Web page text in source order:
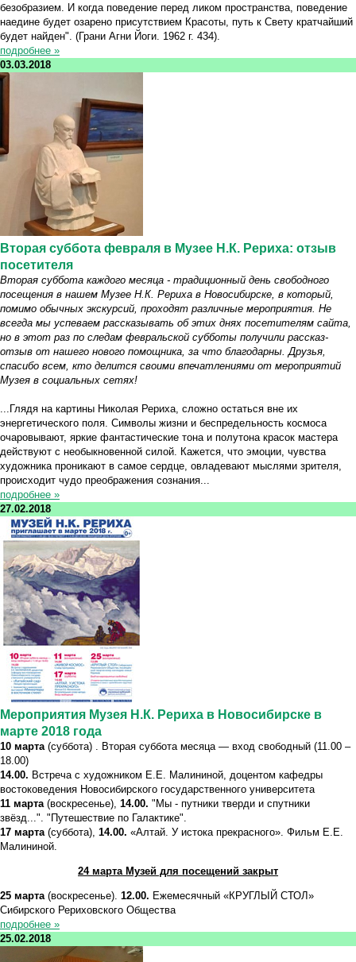
безобразием. И когда поведение перед ликом пространства, поведение
наедине будет озарено присутствием Красоты, путь к Свету кратчайший
будет найден". (Грани Агни Йоги. 1962 г. 434).
подробнее »
03.03.2018
Вторая суббота февраля в Музее Н.К. Рериха: отзыв
посетителя
Вторая суббота каждого месяца - традиционный день свободного
посещения в нашем Музее Н.К. Рериха в Новосибирске, в который,
помимо обычных экскурсий, проходят различные мероприятия. Не
всегда мы успеваем рассказывать об этих днях посетителям сайта,
но в этот раз по следам февральской субботы получили рассказ-
отзыв от нашего нового помощника, за что благодарны. Друзья,
спасибо всем, кто делится своими впечатлениями от мероприятий
Музея в социальных сетях!
...Глядя на картины Николая Рериха, сложно остаться вне их
энергетического поля. Символы жизни и беспредельность космоса
очаровывают, яркие фантастические тона и полутона красок мастера
действуют с необыкновенной силой. Кажется, что эмоции, чувства
художника проникают в самое сердце, овладевают мыслями зрителя,
происходит чудо преображения сознания...
подробнее »
27.02.2018
Мероприятия Музея Н.К. Рериха в Новосибирске в
марте 2018 года
10 марта (суббота) . Вторая суббота месяца — вход свободный (11.00 –
18.00)
14.00. Встреча с художником Е.Е. Малининой, доцентом кафедры
востоковедения Новосибирского государственного университета
11 марта (воскресенье), 14.00. "Мы - путники тверди и спутники
звёзд...". "Путешествие по Галактике".
17 марта (суббота), 14.00. «Алтай. У истока прекрасного». Фильм Е.Е.
Малининой.
24 марта Музей для посещений закрыт
25 марта (воскресенье). 12.00. Ежемесячный «КРУГЛЫЙ СТОЛ»
Сибирского Рериховского Общества
подробнее »
25.02.2018